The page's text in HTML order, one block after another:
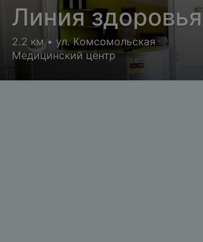
Линия здоровья
2.2 км • ул. Комсомольская
Медицинский центр